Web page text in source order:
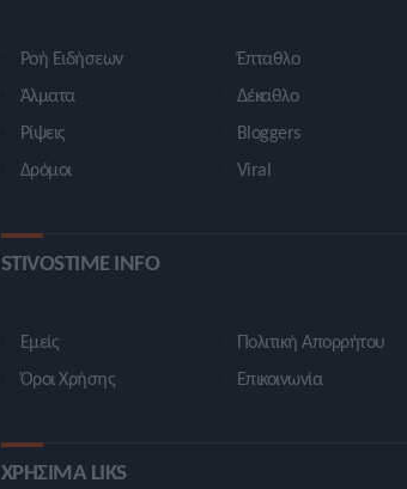
Ροή Ειδήσεων
Άλματα
Ρίψεις
Δρόμοι
Έπταθλο
Δέκαθλο
Bloggers
Viral
STIVOSTIME INFO
Εμείς
Όροι Χρήσης
Πολιτική Απορρήτου
Επικοινωνία
ΧΡΗΣΙΜΑ LIKS